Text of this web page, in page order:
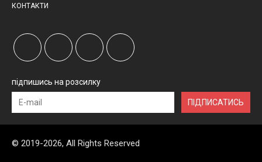
КОНТАКТИ
підпишись на розсилку
ПІДПИСАТИСЬ
© 2019-2026, All Rights Reserved